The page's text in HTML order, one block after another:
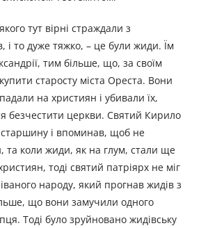
тут вірні страждали з
і то дуже тяжко, – це були жиди. Їм
тим більше, що, за своїм
старосту міста Ореста. Вони
на християн і убивали їх,
безчестити церкви. Святий Кирило
старшину і впоминав, щоб не
та коли жиди, як на глум, стали ще
тоді святий патріярх не міг
народу, який прогнав жидів з
що вони замучили одного
Тоді було зруйновано жидівську